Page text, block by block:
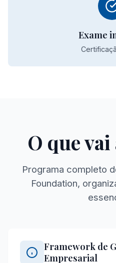
Exame
O que
Programa completo
Foundation,
Framework de
Empresarial